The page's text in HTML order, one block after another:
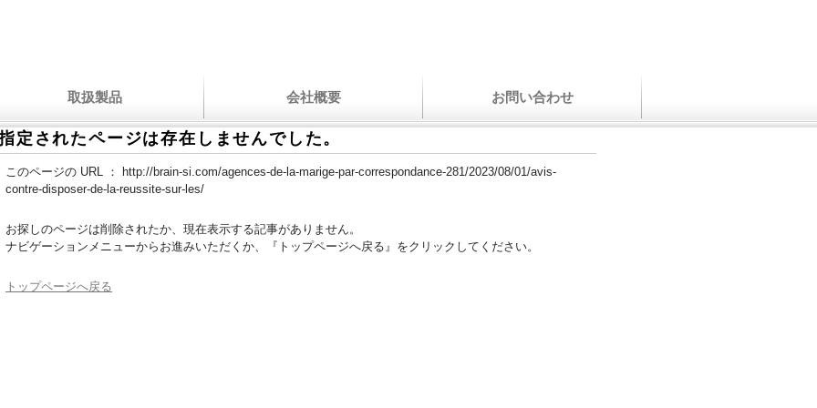
取扱製品 会社概要 お問い合わせ
定されたページは存在しませんでした。
このページの URL ：
http://brain-si.com/agences-de-la-marige-par-correspondance-281/2023/08/01/avis-
contre-disposer-de-la-reussite-sur-les/
お探しのページは削除されたか、現在表示する記事がありません。
ナビゲーションメニューからお進みいただくか、『トップページへ戻る』をクリックしてください。
トップページへ戻る